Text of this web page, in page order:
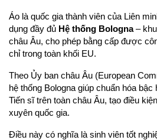
Áo là quốc gia thành viên của Liên
dụng đầy đủ Hệ thống Bologna –
châu Âu, cho phép bằng cấp được
chỉ trong toàn khối EU.
Theo Ủy ban châu Âu (European
hệ thống Bologna giúp chuẩn hóa
Tiến sĩ trên toàn châu Âu, tạo điều
xuyên quốc gia.
Điều này có nghĩa là sinh viên tốt